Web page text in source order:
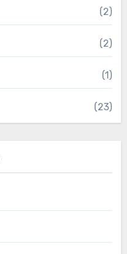
(2)
(2)
(1)
(23)